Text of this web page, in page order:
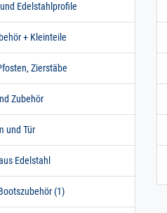
Edelstahlprofile
+ Kleinteile
Zierstäbe
Zubehör
und Tür
Edelstahl
(1)